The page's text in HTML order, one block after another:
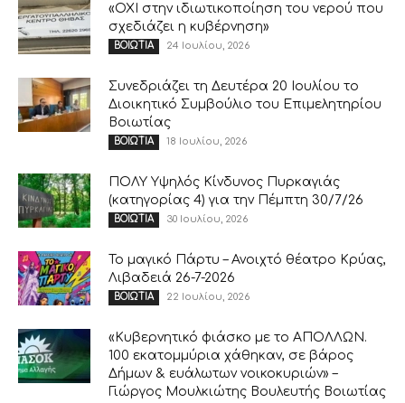
«ΟΧΙ στην ιδιωτικοποίηση του νερού που
σχεδιάζει η κυβέρνηση»
ΒΟΙΩΤΙΑ 24 Ιουλίου, 2026
Συνεδριάζει τη Δευτέρα 20 Ιουλίου το
Διοικητικό Συμβούλιο του Επιμελητηρίου
Βοιωτίας
ΒΟΙΩΤΙΑ 18 Ιουλίου, 2026
ΠΟΛΥ Υψηλός Κίνδυνος Πυρκαγιάς
(κατηγορίας 4) για την Πέμπτη 30/7/26
ΒΟΙΩΤΙΑ 30 Ιουλίου, 2026
Το μαγικό Πάρτυ – Ανοιχτό θέατρο Κρύας,
Λιβαδειά 26-7-2026
ΒΟΙΩΤΙΑ 22 Ιουλίου, 2026
«Κυβερνητικό φιάσκο με το ΑΠΟΛΛΩΝ.
100 εκατομμύρια χάθηκαν, σε βάρος
Δήμων & ευάλωτων νοικοκυριών» –
Γιώργος Μουλκιώτης Βουλευτής Βοιωτίας